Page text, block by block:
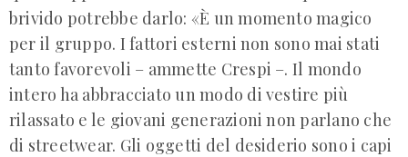
brivido potrebbe darlo: «È un momento magico
per il gruppo. I fattori esterni non sono mai stati
tanto favorevoli – ammette Crespi –. Il mondo
intero ha abbracciato un modo di vestire più
rilassato e le giovani generazioni non parlano che
di streetwear. Gli oggetti del desiderio sono i capi